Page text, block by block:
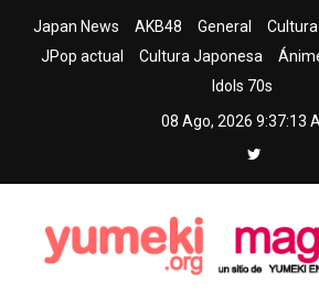
Japan News AKB48 General Cultura
JPop actual
Cultura Japonesa
Idols 70s
08 Ago, 2026 9:37:14